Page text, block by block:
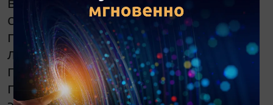
служебных помещений, а именно:
перчатки хлопчатобумажные,
латексные, перчатки из
полимерных материалов и
перчатки резиновые. Являются ли